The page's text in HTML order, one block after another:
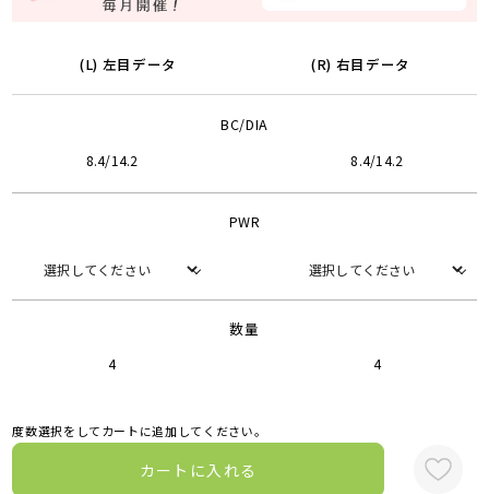
(L) 左目データ (R) 右目データ
BC/DIA
8.4/14.2 8.4/14.2
PWR
数量
4 4
度数選択をしてカートに追加してください。
カートに入れる